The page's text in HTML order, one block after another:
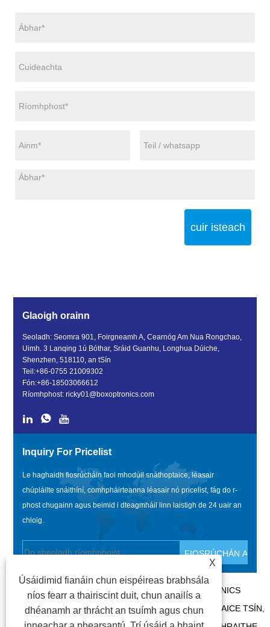
cuir isteach
Glaoigh orainn
Seoladh: Seomra 901, Foirgneamh A, Cearnóg Am Nua Rongchao,
Uimh. 3 Lanqing 1ú Bóthar, Sráid Guanhu, Longhua Dúiche,
Shenzhen, 518110, an tSín
Teil:+86-0755 21009302
Fón:+86-18503066612
Ríomhphost:ricky01@boxoptronics.com
Inquiry For Pricelist
Le haghaidh fiosrúcháin faoi mhodúil snáthoptaice, léasair
chúpláilte snáithíní, comhpháirteanna léasair nó pricelist, fág do r-
phost chugainn agus beimid i dteagmháil linn laistigh de 24 uair an
chloig.
CÓIPCHEART @ 2020 SHENZHEN BOX OPTRONICS
TECHNOLOGY CO., LTD - MODÚIL FIBER SNÁTHOPTAICE TSÍN,
X
Úsáidimid fianáin chun eispéireas brabhsála
níos fearr a thairiscint duit, chun anailís a
dhéanamh ar thrácht an tsuímh agus chun